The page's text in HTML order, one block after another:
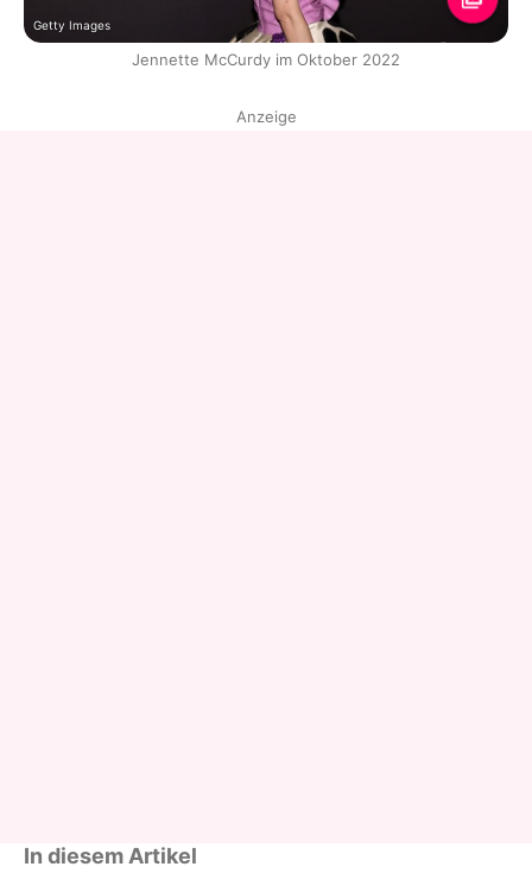
Getty Images
Jennette McCurdy im Oktober 2022
Anzeige
In diesem Artikel